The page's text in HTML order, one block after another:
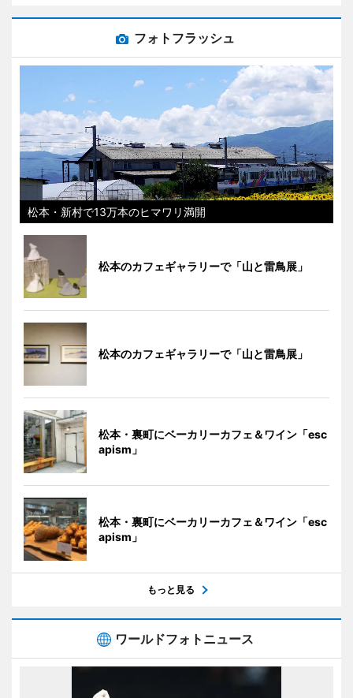
フォトフラッシュ
松本・新村で13万本のヒマワリ満開
松本のカフェギャラリーで「山と雷鳥展」
松本のカフェギャラリーで「山と雷鳥展」
松本・裏町にベーカリーカフェ＆ワイン「esc
apism」
松本・裏町にベーカリーカフェ＆ワイン「esc
apism」
もっと見る
ワールドフォトニュース